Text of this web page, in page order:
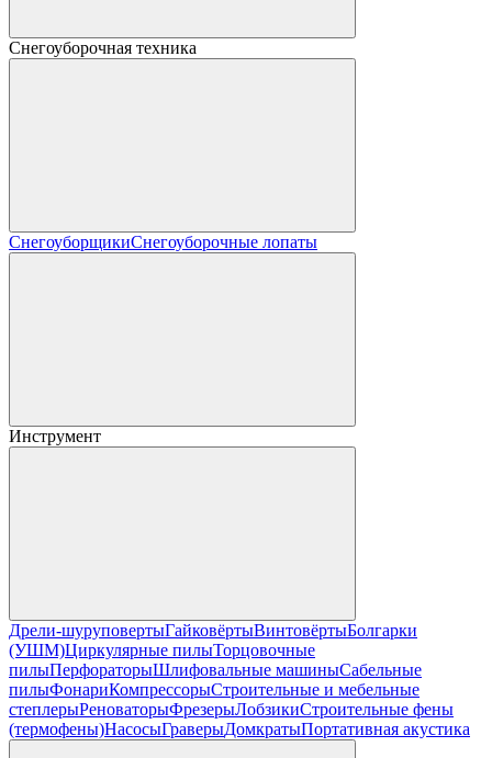
Снегоуборочная техника
СнегоуборщикиСнегоуборочные лопаты
Инструмент
Дрели-шуруповертыГайковёртыВинтовёртыБолгарки
(УШМ)Циркулярные пилыТорцовочные
пилыПерфораторыШлифовальные машиныСабельные
пилыФонариКомпрессорыСтроительные и мебельные
степлерыРеноваторыФрезерыЛобзикиСтроительные фены
(термофены)НасосыГраверыДомкратыПортативная акустика